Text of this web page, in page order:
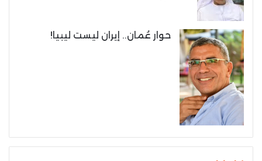
حوار عُمان.. إيران ليست ليبيا!